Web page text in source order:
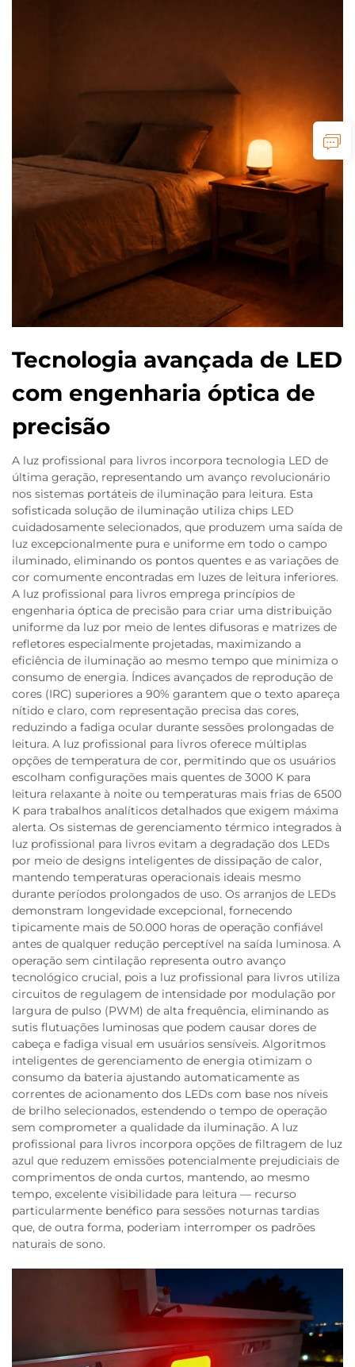
Tecnologia avançada de LED
com engenharia óptica de
precisão
A luz profissional para livros incorpora tecnologia LED de
última geração, representando um avanço revolucionário
nos sistemas portáteis de iluminação para leitura. Esta
sofisticada solução de iluminação utiliza chips LED
cuidadosamente selecionados, que produzem uma saída de
luz excepcionalmente pura e uniforme em todo o campo
iluminado, eliminando os pontos quentes e as variações de
cor comumente encontradas em luzes de leitura inferiores.
A luz profissional para livros emprega princípios de
engenharia óptica de precisão para criar uma distribuição
uniforme da luz por meio de lentes difusoras e matrizes de
refletores especialmente projetadas, maximizando a
eficiência de iluminação ao mesmo tempo que minimiza o
consumo de energia. Índices avançados de reprodução de
cores (IRC) superiores a 90% garantem que o texto apareça
nítido e claro, com representação precisa das cores,
reduzindo a fadiga ocular durante sessões prolongadas de
leitura. A luz profissional para livros oferece múltiplas
opções de temperatura de cor, permitindo que os usuários
escolham configurações mais quentes de 3000 K para
leitura relaxante à noite ou temperaturas mais frias de 6500
K para trabalhos analíticos detalhados que exigem máxima
alerta. Os sistemas de gerenciamento térmico integrados à
luz profissional para livros evitam a degradação dos LEDs
por meio de designs inteligentes de dissipação de calor,
mantendo temperaturas operacionais ideais mesmo
durante períodos prolongados de uso. Os arranjos de LEDs
demonstram longevidade excepcional, fornecendo
tipicamente mais de 50.000 horas de operação confiável
antes de qualquer redução perceptível na saída luminosa. A
operação sem cintilação representa outro avanço
tecnológico crucial, pois a luz profissional para livros utiliza
circuitos de regulagem de intensidade por modulação por
largura de pulso (PWM) de alta frequência, eliminando as
sutis flutuações luminosas que podem causar dores de
cabeça e fadiga visual em usuários sensíveis. Algoritmos
inteligentes de gerenciamento de energia otimizam o
consumo da bateria ajustando automaticamente as
correntes de acionamento dos LEDs com base nos níveis
de brilho selecionados, estendendo o tempo de operação
sem comprometer a qualidade da iluminação. A luz
profissional para livros incorpora opções de filtragem de luz
azul que reduzem emissões potencialmente prejudiciais de
comprimentos de onda curtos, mantendo, ao mesmo
tempo, excelente visibilidade para leitura — recurso
particularmente benéfico para sessões noturnas tardias
que, de outra forma, poderiam interromper os padrões
naturais de sono.